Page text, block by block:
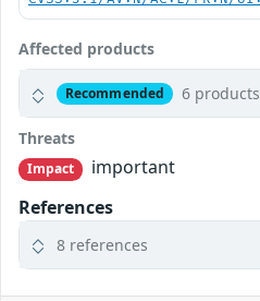
Affected products
Recommended 6 products
Threats
Impact
important
References
8 references